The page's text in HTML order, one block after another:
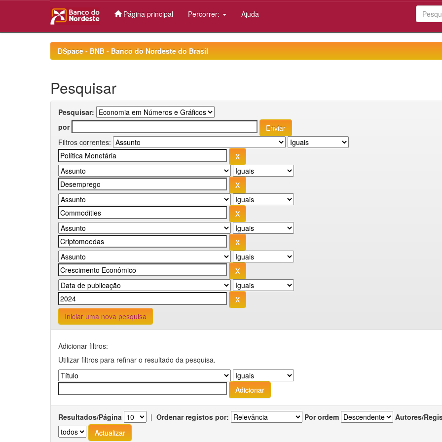
Página principal Percorrer: Ajuda
DSpace - BNB - Banco do Nordeste do Brasil
Pesquisar
Pesquisar:
por
Filtros correntes:
Iniciar uma nova pesquisa
Adicionar filtros:
Utilizar filtros para refinar o resultado da pesquisa.
Resultados/Página | Ordenar registos por: Por ordem Autores/